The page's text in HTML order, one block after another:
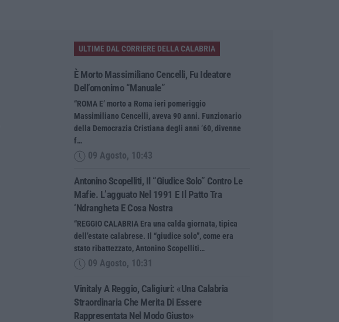
ULTIME DAL CORRIERE DELLA CALABRIA
È Morto Massimiliano Cencelli, Fu Ideatore
Dell’omonimo “manuale”
“ROMA E’ morto a Roma ieri pomeriggio
Massimiliano Cencelli, aveva 90 anni. Funzionario
della Democrazia Cristiana degli anni ’60, divenne
f…
09 Agosto, 10:43
Antonino Scopelliti, Il “giudice Solo” Contro Le
Mafie. L’agguato Nel 1991 E Il Patto Tra
‘ndrangheta E Cosa Nostra
“REGGIO CALABRIA Era una calda giornata, tipica
dell’estate calabrese. Il “giudice solo”, come era
stato ribattezzato, Antonino Scopelliti…
09 Agosto, 10:31
Vinitaly A Reggio, Caligiuri: «Una Calabria
Straordinaria Che Merita Di Essere
Rappresentata Nel Modo Giusto»